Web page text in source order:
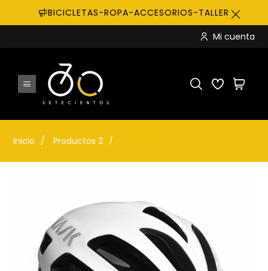
BICICLETAS-ROPA-ACCESORIOS-TALLER
Mi cuenta
Inicio Productos 2